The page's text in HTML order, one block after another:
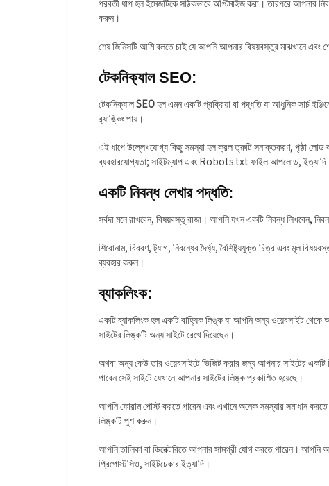
করুন।
শেষ জিনিসটি আমি বলতে চাই যে আপনি আপনার বিষয়বস্তুর মাঝখানে
টেকনিক্যাল SEO:
টেকনিক্যালSEOহল এমন একটি প্রক্রিয়া বা পদ্ধতি যা আধুনিক সার্চ
র‍্যাঙ্কিং পায়।
এই ধাপে উল্লেখযোগ্য কিছু সমস্যা হল ক্রল ত্রুটি সনাক্তকরণ, পৃষ্ঠা লোড
ব্যবহারযোগ্যতা; সাইটম্যাপ এবং Robots.txt ফাইল আপলোড, ইত্যাদি
একটি নিবন্ধ লেখার পদ্ধতি:
সর্বদা মনে রাখবেন, বিষয়বস্তু রাজা। আপনি যখন একটি নিবন্ধ লিখবেন,
শিরোনাম, বিবরণ, ট্যাগ, নিবন্ধের দৈর্ঘ্য, বৈশিষ্ট্যযুক্ত চিত্র এবং মূল
ব্যবহার করুন।
ব্যাকলিংক:
একটি ব্যাকলিংক হল একটি বাহ্যিক লিঙ্ক যা আপনি অন্য ওয়েবসাইট
সাইটের লিঙ্কটি অন্য সাইটে রেখে দিয়েছেন।
অথবা অন্য কেউ তার ওয়েবসাইটে ভিজিট করার জন্য আপনার সাইটের
পাবেন সেই সাইটে যেখানে আপনার সাইটের লিঙ্ক প্রকাশিত হয়েছে।
আপনি ফোরাম পোস্ট করতে পারেন এবং এখানে অনেক সমস্যার সমাধান
লিঙ্কটি পুশ করুন।
আপনি তালিকা বা ডিরেক্টরিতে আপনার সামগ্রী যোগ করতে পারেন। আপনি
প্রিপোস্টসিও, সাইটচেকার ইত্যাদি।